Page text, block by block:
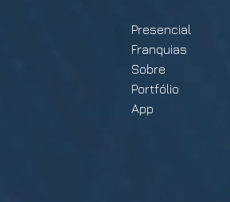
Presencial
Franquias
Sobre
Portfólio
App